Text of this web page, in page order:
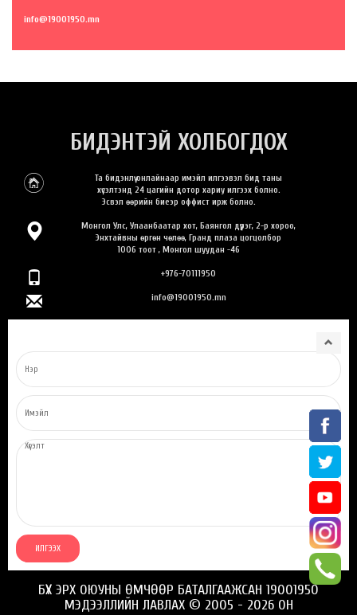
info@19001950.mn
БИДЭНТЭЙ ХОЛБОГДОХ
Та бидэнлүү онлайнаар имэйл илгээвэл бид таны
хүсэлтэнд 24 цагийн дотор хариу илгээх болно.
Эсвэл өөрийн биеэр оффист ирж болно.
Монгол Улс, Улаанбаатар хот, Баянгол дүүрэг, 2-р хороо,
Энхтайвны өргөн чөлөө, Гранд плаза цогцолбор
1006 тоот , Монгол шуудан -46
+976-70111950
info@19001950.mn
БҮХ ЭРХ ОЮУНЫ ӨМЧӨӨР БАТАЛГААЖСАН 19001950
МЭДЭЭЛЛИЙН ЛАВЛАХ © 2005 - 2026 ОН